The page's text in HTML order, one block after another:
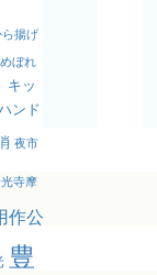
揚げ
ぼれ
キッ
ンド
夜市
寺摩
作公
豊